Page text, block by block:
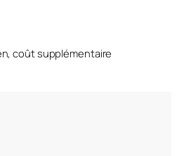
coût supplémentaire